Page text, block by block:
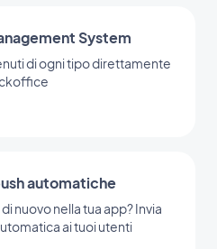
System
di ogni tipo direttamente
automatiche
nuovo nella tua app? Invia
ai tuoi utenti